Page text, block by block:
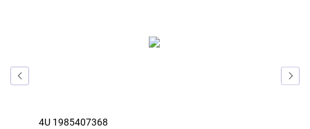
4U 1985407368